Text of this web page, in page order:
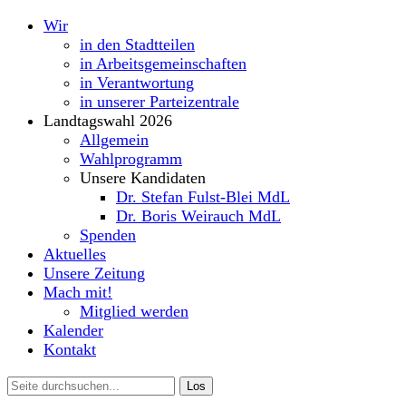
Wir
in den Stadtteilen
in Arbeitsgemeinschaften
in Verantwortung
in unserer Parteizentrale
Landtagswahl 2026
Allgemein
Wahlprogramm
Unsere Kandidaten
Dr. Stefan Fulst-Blei MdL
Dr. Boris Weirauch MdL
Spenden
Aktuelles
Unsere Zeitung
Mach mit!
Mitglied werden
Kalender
Kontakt